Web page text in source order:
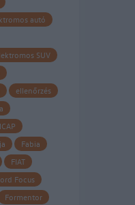
autó
SUV
ellenőrzés
Fabia
FIAT
Focus
Formentor